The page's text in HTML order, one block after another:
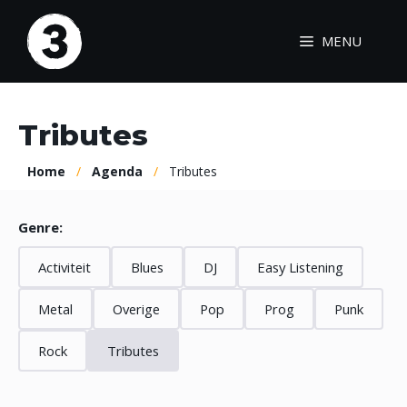
naar
inhoud
MENU
Tributes
Home / Agenda / Tributes
Genre:
Activiteit Blues DJ Easy Listening
Metal Overige Pop Prog Punk
Rock Tributes